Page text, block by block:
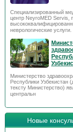
Специализированный
центр NeyroMED Servis,
неврологические услуги.
Министерство
Республики Узбекистан
тексту Министерство)
центральн
Новые